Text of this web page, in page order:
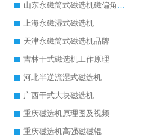
山东永磁筒式磁选机磁偏角怎么调整
上海永磁湿式磁选机
天津永磁筒式磁选机品牌
吉林干式磁选机工作原理
河北半逆流湿式磁选机
广西干式大块磁选机
重庆磁选机原理图及视频
重庆磁选机高强磁磁辊